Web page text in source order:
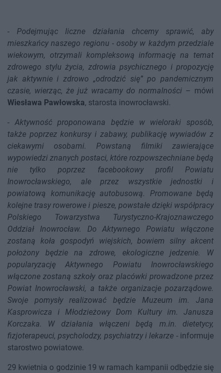
- Podejmując liczne działania chcemy sprawić, aby
mieszkańcy naszego regionu - osoby w każdym przedziale
wiekowym, otrzymali kompleksową informację na temat
zdrowego stylu życia, zdrowia psychicznego i propozycję
jak aktywnie i zdrowo „odrodzić się” po pandemicznym
czasie, wierząc, że już wracamy do normalności – mówi
Wiesława Pawłowska, starosta inowrocławski.
- Aktywność proponowana będzie w wieloraki sposób,
także poprzez konkursy i zabawy, publikację wywiadów z
ciekawymi osobami. Powstaną filmiki zawierające
wypowiedzi znanych postaci, które rozpowszechniane będą
nie tylko poprzez facebookowy profil Powiatu
Inowrocławskiego, ale przez wszystkie jednostki i
powiatową komunikację autobusową. Promowane będą
kolejne trasy rowerowe i piesze, powstałe dzięki współpracy
Polskiego Towarzystwa Turystyczno-Krajoznawczego
Oddział Inowrocław. Do Aktywnego Powiatu włączone
zostaną koła gospodyń wiejskich, bowiem silny akcent
położony będzie na zdrowe, ekologiczne jedzenie. W
popularyzację Aktywnego Powiatu Inowrocławskiego
włączone zostaną szkoły oraz placówki prowadzone przez
Powiat Inowrocławski, a także organizacje pozarządowe.
Swoje pomysły realizować będzie Muzeum im. Jana
Kasprowicza i Młodzieżowy Dom Kultury im. Janusza
Korczaka. W działania włączeni będą m.in. dietetycy,
fizjoterapeuci, psycholodzy, psychiatrzy i lekarze - informuje
starostwo powiatowe.
29 kwietnia o godzinie 19 w ramach kampanii odbędzie się